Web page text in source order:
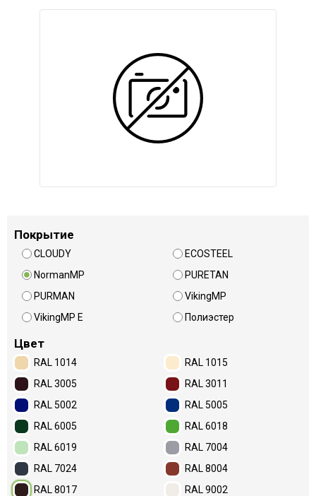
Покрытие
CLOUDY
ECOSTEEL
NormanMP
PURETAN
PURMAN
VikingMP
VikingMP E
Полиэстер
Цвет
RAL 1014
RAL 1015
RAL 3005
RAL 3011
RAL 5002
RAL 5005
RAL 6005
RAL 6018
RAL 6019
RAL 7004
RAL 7024
RAL 8004
RAL 8017
RAL 9002